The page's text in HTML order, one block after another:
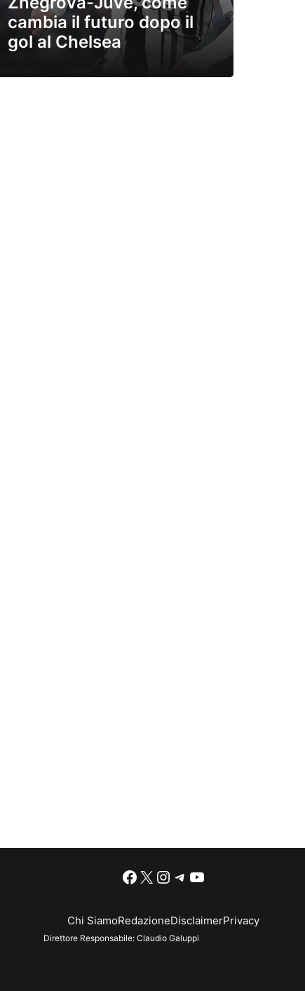
cambia il futuro dopo il
gol al Chelsea
Facebook
X Instagram
Telegram
YouTube
Chi SiamoRedazioneDisclaimerPrivacy
Direttore Responsabile: Claudio Galuppi